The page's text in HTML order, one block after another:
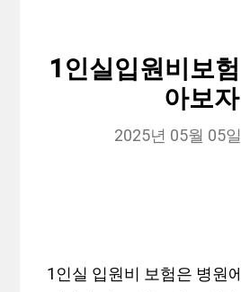
1인실입원비보
아보자
2025년 05월 05일
1인실 입원비 보험은 병원